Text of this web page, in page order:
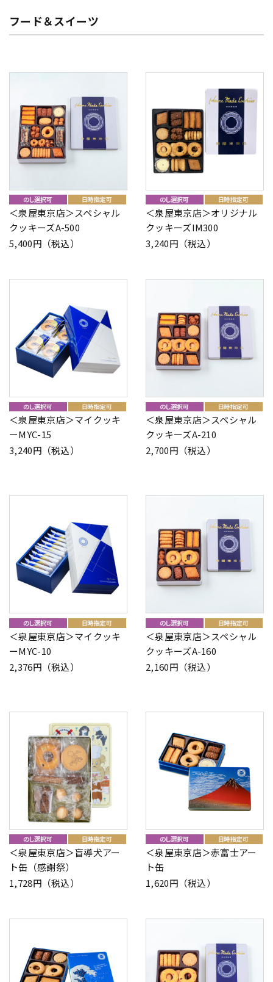
フード＆スイーツ
＜泉屋東京店＞スペシャル
クッキーズA-500
5,400円（税込）
＜泉屋東京店＞オリジナル
クッキーズIM300
3,240円（税込）
＜泉屋東京店＞マイクッキ
ーMYC-15
3,240円（税込）
＜泉屋東京店＞スペシャル
クッキーズA-210
2,700円（税込）
＜泉屋東京店＞マイクッキ
ーMYC-10
2,376円（税込）
＜泉屋東京店＞スペシャル
クッキーズA-160
2,160円（税込）
＜泉屋東京店＞盲導犬アー
ト缶（感謝祭）
1,728円（税込）
＜泉屋東京店＞赤富士アー
ト缶
1,620円（税込）